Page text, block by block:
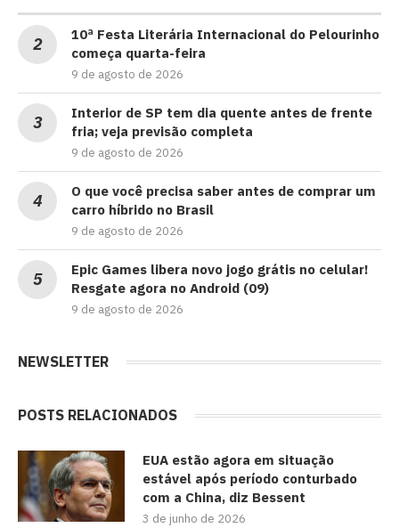
10ª Festa Literária Internacional do Pelourinho
começa quarta-feira
9 de agosto de 2026
Interior de SP tem dia quente antes de frente
fria; veja previsão completa
9 de agosto de 2026
O que você precisa saber antes de comprar um
carro híbrido no Brasil
9 de agosto de 2026
Epic Games libera novo jogo grátis no celular!
Resgate agora no Android (09)
9 de agosto de 2026
NEWSLETTER
POSTS RELACIONADOS
EUA estão agora em situação
estável após período conturbado
com a China, diz Bessent
3 de junho de 2026